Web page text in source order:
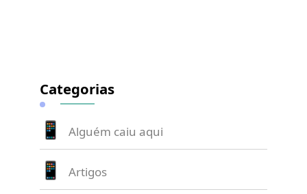
Categorias
Alguém caiu aqui
Artigos